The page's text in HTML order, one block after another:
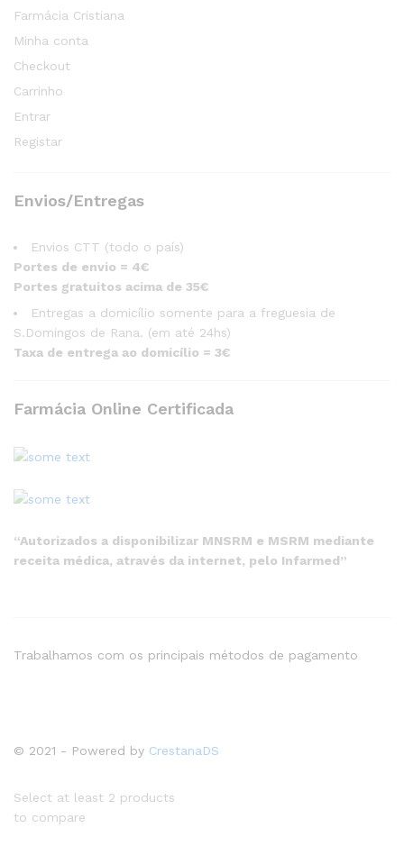
Farmácia Cristiana
Minha conta
Checkout
Carrinho
Entrar
Registar
Envios/Entregas
Envios CTT (todo o país)
Portes de envio = 4€
Portes gratuitos acima de 35€
Entregas a domicílio somente para a freguesia de
S.Domingos de Rana. (em até 24hs)
Taxa de entrega ao domicílio = 3€
Farmácia Online Certificada
“Autorizados a disponibilizar MNSRM e MSRM mediante
receita médica, através da internet, pelo Infarmed”
© 2021 - Powered by CrestanaDS
Trabalhamos com os principais métodos de pagamento
Select at least 2 products
to compare